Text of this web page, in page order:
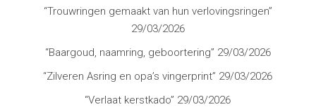
“Trouwringen gemaakt van hun verlovingsringen”
29/03/2026
“Baargoud, naamring, geboortering” 29/03/2026
“Zilveren Asring en opa’s vingerprint” 29/03/2026
“Verlaat kerstkado” 29/03/2026